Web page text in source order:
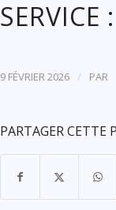
9 FÉVRIER 2026 / PAR
PARTAGER CETTE